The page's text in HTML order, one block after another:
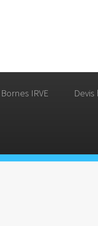
Bornes IRVE